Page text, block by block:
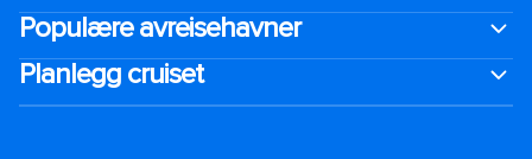
Populære avreisehavner
Planlegg cruiset